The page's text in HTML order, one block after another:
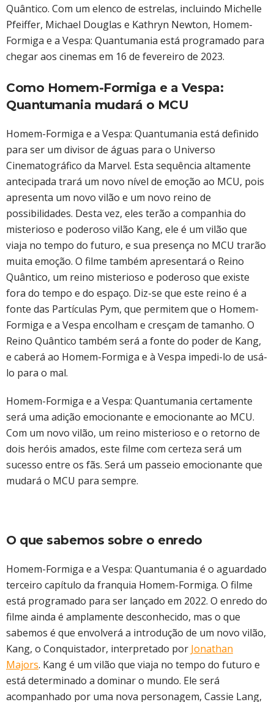
Quântico. Com um elenco de estrelas, incluindo Michelle
Pfeiffer, Michael Douglas e Kathryn Newton, Homem-
Formiga e a Vespa: Quantumania está programado para
chegar aos cinemas em 16 de fevereiro de 2023.
Como Homem-Formiga e a Vespa:
Quantumania mudará o MCU
Homem-Formiga e a Vespa: Quantumania está definido
para ser um divisor de águas para o Universo
Cinematográfico da Marvel. Esta sequência altamente
antecipada trará um novo nível de emoção ao MCU, pois
apresenta um novo vilão e um novo reino de
possibilidades. Desta vez, eles terão a companhia do
misterioso e poderoso vilão Kang, ele é um vilão que
viaja no tempo do futuro, e sua presença no MCU trarão
muita emoção. O filme também apresentará o Reino
Quântico, um reino misterioso e poderoso que existe
fora do tempo e do espaço. Diz-se que este reino é a
fonte das Partículas Pym, que permitem que o Homem-
Formiga e a Vespa encolham e cresçam de tamanho. O
Reino Quântico também será a fonte do poder de Kang,
e caberá ao Homem-Formiga e à Vespa impedi-lo de usá-
lo para o mal.
Homem-Formiga e a Vespa: Quantumania certamente
será uma adição emocionante e emocionante ao MCU.
Com um novo vilão, um reino misterioso e o retorno de
dois heróis amados, este filme com certeza será um
sucesso entre os fãs. Será um passeio emocionante que
mudará o MCU para sempre.
O que sabemos sobre o enredo
Homem-Formiga e a Vespa: Quantumania é o aguardado
terceiro capítulo da franquia Homem-Formiga. O filme
está programado para ser lançado em 2022. O enredo do
filme ainda é amplamente desconhecido, mas o que
sabemos é que envolverá a introdução de um novo vilão,
Kang, o Conquistador, interpretado por Jonathan
Majors. Kang é um vilão que viaja no tempo do futuro e
está determinado a dominar o mundo. Ele será
acompanhado por uma nova personagem, Cassie Lang,